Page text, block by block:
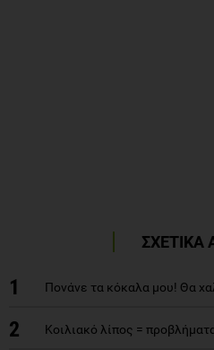
ΣΧΕΤΙΚΑ
1 Πονάνε τα κόκαλα μου! Θα
2 Κοιλιακό λίπος =